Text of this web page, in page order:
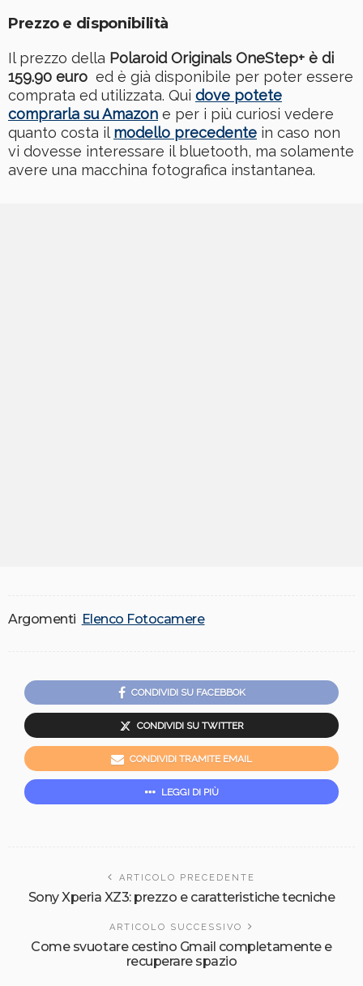
Prezzo e disponibilità
Il prezzo della Polaroid Originals OneStep+ è di
159.90 euro ed è già disponibile per poter essere
comprata ed utilizzata. Qui dove potete
comprarla su Amazon e per i più curiosi vedere
quanto costa il modello precedente in caso non
vi dovesse interessare il bluetooth, ma solamente
avere una macchina fotografica instantanea.
Argomenti Elenco Fotocamere
CONDIVIDI SU FACEBBOK
CONDIVIDI SU TWITTER
CONDIVIDI TRAMITE EMAIL
LEGGI DI PIÙ
ARTICOLO PRECEDENTE
Sony Xperia XZ3: prezzo e caratteristiche tecniche
ARTICOLO SUCCESSIVO
Come svuotare cestino Gmail completamente e
recuperare spazio